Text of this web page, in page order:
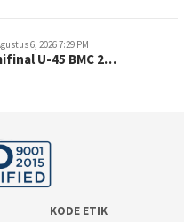
6, 2026 7:29 PM
U-45 BMC 2…
KODE ETIK